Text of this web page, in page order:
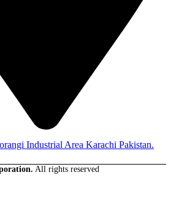
Industrial Area Karachi Pakistan.
All rights reserved